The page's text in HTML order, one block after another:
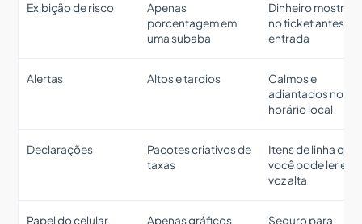
Exibição de risco
Apenas
porcentagem em
uma subaba
Dinheiro
no ticket antes da
entrada
Alertas Altos e tardios
Calmos e
adiantados no
horário local
Declarações
Pacotes criativos de
taxas
Itens de linha que
você pode ler em
voz alta
Papel do celular Apenas gráficos Seguro para